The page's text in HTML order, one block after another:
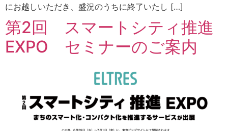
にお越しいただき、盛況のうちに終了いたし […]
第2回 スマートシティ推進
EXPO セミナーのご案内